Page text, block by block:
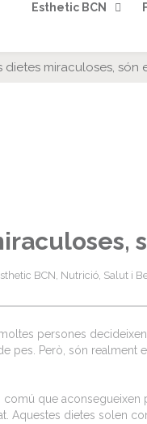
Esthetic BCN
dietes miraculoses, són
BCN, Nutrició, Salut i
persones
pes. Però, són realment
comú que
Aquestes dietes solen